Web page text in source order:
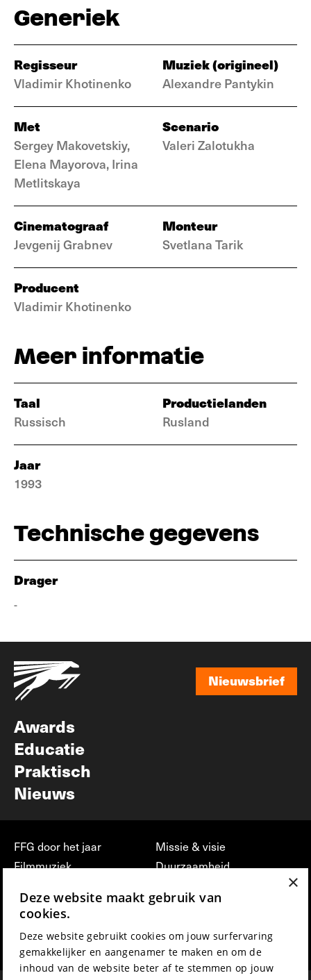
Generiek
Regisseur
Vladimir Khotinenko
Muziek (origineel)
Alexandre Pantykin
Met
Sergey Makovetskiy,
Elena Mayorova, Irina
Metlitskaya
Scenario
Valeri Zalotukha
Cinematograaf
Jevgenij Grabnev
Monteur
Svetlana Tarik
Producent
Vladimir Khotinenko
Meer informatie
Taal
Russisch
Productielanden
Rusland
Jaar
1993
Technische gegevens
Drager
-
Nieuwsbrief
Awards
Educatie
Praktisch
Nieuws
FFG door het jaar
Filmmuziek
Press & Industry
Film Fest Friends
Missie & visie
Duurzaamheid
vrijwilligerswerk bij FFG
Privacy & Disclaimer
×
Deze website maakt gebruik van
cookies.
Deze website gebruikt cookies om jouw surfervaring
gemakkelijker en aangenamer te maken en om de
inhoud van de website beter af te stemmen op jouw